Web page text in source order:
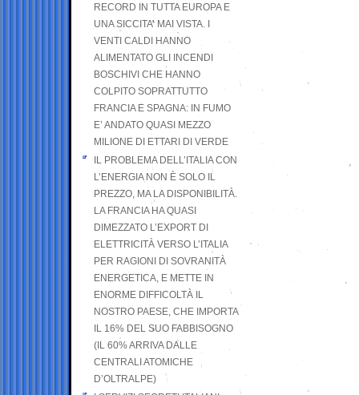
RECORD IN TUTTA EUROPA E
UNA SICCITA’ MAI VISTA. I
VENTI CALDI HANNO
ALIMENTATO GLI INCENDI
BOSCHIVI CHE HANNO
COLPITO SOPRATTUTTO
FRANCIA E SPAGNA: IN FUMO
E’ ANDATO QUASI MEZZO
MILIONE DI ETTARI DI VERDE
IL PROBLEMA DELL’ITALIA CON
L’ENERGIA NON È SOLO IL
PREZZO, MA LA DISPONIBILITÀ.
LA FRANCIA HA QUASI
DIMEZZATO L’EXPORT DI
ELETTRICITÀ VERSO L’ITALIA
PER RAGIONI DI SOVRANITÀ
ENERGETICA, E METTE IN
ENORME DIFFICOLTÀ IL
NOSTRO PAESE, CHE IMPORTA
IL 16% DEL SUO FABBISOGNO
(IL 60% ARRIVA DALLE
CENTRALI ATOMICHE
D’OLTRALPE)